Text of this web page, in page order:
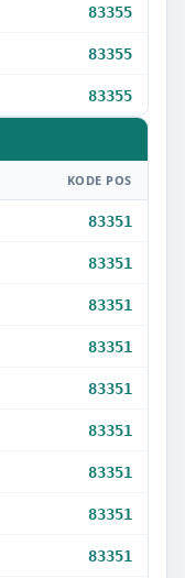
83355
83355
83355
KODE POS
83351
83351
83351
83351
83351
83351
83351
83351
83351